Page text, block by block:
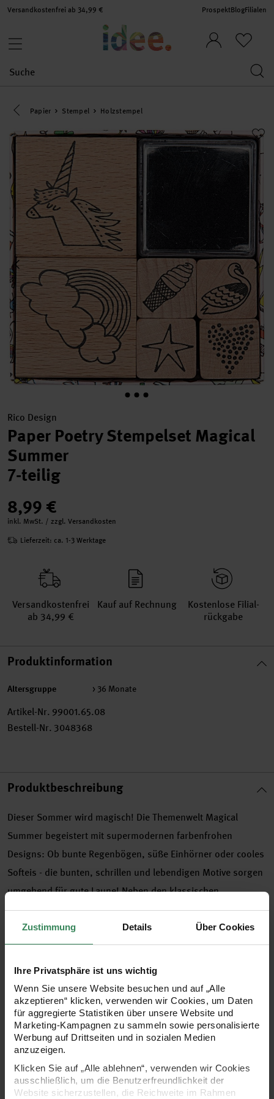
Zustimmung Details Über Cookies
Ihre Privatsphäre ist uns wichtig
Wenn Sie unsere Website besuchen und auf „Alle
akzeptieren“ klicken, verwenden wir Cookies, um Daten
für aggregierte Statistiken über unsere Website und
Marketing-Kampagnen zu sammeln sowie personalisierte
Werbung auf Drittseiten und in sozialen Medien
anzuzeigen.
Klicken Sie auf „Alle ablehnen“, verwenden wir Cookies
ausschließlich, um die Benutzerfreundlichkeit der
Website sicherzustellen, die Reichweite im Rahmen
Versandkostenfrei ab 34,99 € ProspektBlogFilialen
Eine Kategorie zurück navigieren
Papier Stempel Holzstempel
Rico Design
Paper Poetry Stempelset Magical
Summer
7-teilig
8,99 €
inkl. MwSt. / zzgl. Versandkosten
Lieferzeit: ca. 1-3 Werktage
Versand­kosten­frei
ab 34,99 €
Kauf auf Rechnung
Kosten­lose Filial­
rückgabe
Produktinformation
Altersgruppe > 36 Monate
Artikel-Nr. 99001.65.08
Bestell-Nr. 3048368
Produktbeschreibung
Dieser Sommer wird magisch! Die Themenwelt Magical
Summer begeistert mit supermodernen farbenfrohen
Designs: Ob bunte Regenbögen, süße Einhörner oder cooles
Softeis - die bunten, schrillen und lebendigen Motive sorgen
umgehend für gute Laune! Neben den klassischen
Papierprodukten wie Motivpapierblöcken, Notizbüchern,
Stempel- und Grußkartensets trumpft die Themenwelt auch
mit niedlichen Radiergummis, bedruckten Bleistiften sowie
goldenen und silbernen Anspitzern auf - allesamt in einer
hochwertigen PVC Box verpackt. Darüber hinaus wird die
Themenwelt durch viele weitere Produkte im Magical Summer
Design ergänzt: Die Palette reicht von Filofax-Produkten wie
Agenden, Stickern, Stickerbüchern, Tapes, Duo Pens,
Textmarkern und Sticky Notes über hippes Paketklebeband
bis hin zu Baumwoll-, Jersey- und beschichteten Stoffen mit
fröhlichen Gute-Laune-Prints - einfach magisch!